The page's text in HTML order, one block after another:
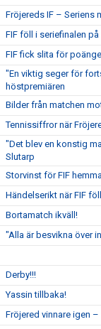
Fröjereds IF – Seriens
FIF föll i seriefinalen
FIF fick slita för
"En viktig seger för
höstpremiären
Bilder från matchen
Tennissiffror när
"Det blev en konstig
Slutarp
Storvinst för FIF
Händelserikt när FIF
Bortamatch ikväll!
"Alla är besvikna över
Derby!!!
Yassin tillbaka!
Fröjered vinnare igen